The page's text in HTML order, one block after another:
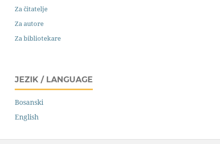
Za čitatelje
Za autore
Za bibliotekare
JEZIK / LANGUAGE
Bosanski
English